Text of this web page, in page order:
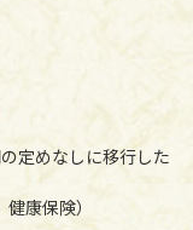
定めなしに移行した
康保険）